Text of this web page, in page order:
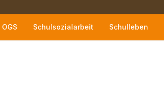
OGS Schulsozialarbeit Schulleben